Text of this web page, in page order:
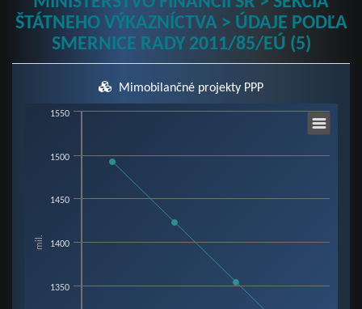
ŠTÁTNEHO VÝKAZNÍCTVA > ÚDAJE PODĽA
SMERNICE RADY 2011/85/EÚ (5)
Mimobilančné projekty PPP
Chart
Line chart with 4 data points.
View as data table, Chart
The chart has 1 X axis displaying categories.
The chart has 1 Y axis displaying mil.. Data ranges from 1283.7 to 1492.2.
mil.
1350
1400
1450
1500
1550